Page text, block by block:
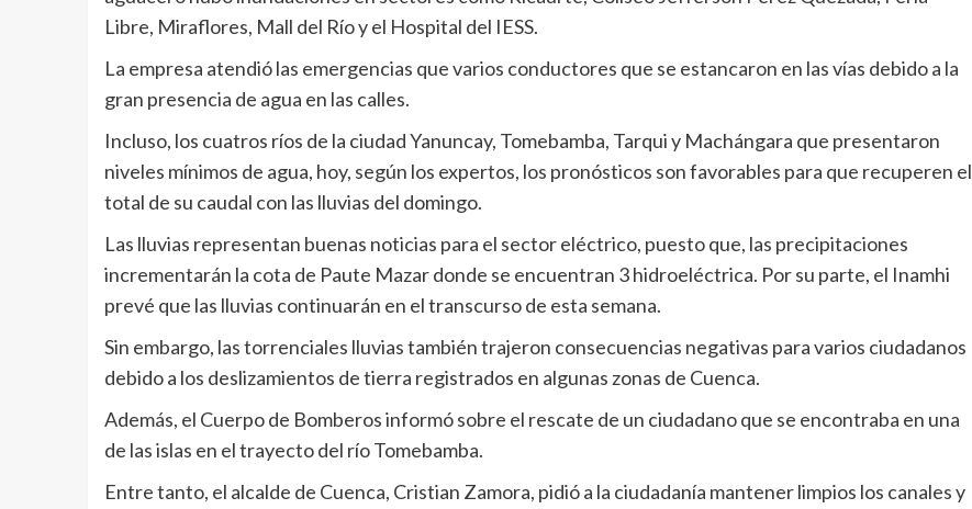
Libre, Miraflores, Mall del Río y el Hospital del IESS.
La empresa atendió las emergencias que varios conductores que se estancaron en las vías debido a la
gran presencia de agua en las calles.
Incluso, los cuatros ríos de la ciudad Yanuncay, Tomebamba, Tarqui y Machángara que presentaron
niveles mínimos de agua, hoy, según los expertos, los pronósticos son favorables para que recuperen el
total de su caudal con las lluvias del domingo.
Las lluvias representan buenas noticias para el sector eléctrico, puesto que, las precipitaciones
incrementarán la cota de Paute Mazar donde se encuentran 3 hidroeléctrica. Por su parte, el Inamhi
prevé que las lluvias continuarán en el transcurso de esta semana.
Sin embargo, las torrenciales lluvias también trajeron consecuencias negativas para varios ciudadanos
debido a los deslizamientos de tierra registrados en algunas zonas de Cuenca.
Además, el Cuerpo de Bomberos informó sobre el rescate de un ciudadano que se encontraba en una
de las islas en el trayecto del río Tomebamba.
Entre tanto, el alcalde de Cuenca, Cristian Zamora, pidió a la ciudadanía mantener limpios los canales y